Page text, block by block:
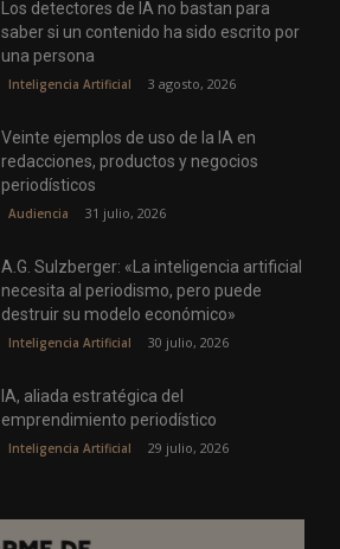
Los detectores de IA no bastan para
saber si un contenido ha sido escrito por
una persona
Inteligencia Artificial 3 agosto, 2026
Veinte ejemplos de uso de la IA en
redacciones, productos y negocios
periodísticos
Audiencia 31 julio, 2026
A.G. Sulzberger: «La inteligencia artificial
necesita al periodismo, pero puede
destruir su modelo económico»
Inteligencia Artificial 30 julio, 2026
IA, aliada estratégica del
emprendimiento periodístico
Inteligencia Artificial 29 julio, 2026